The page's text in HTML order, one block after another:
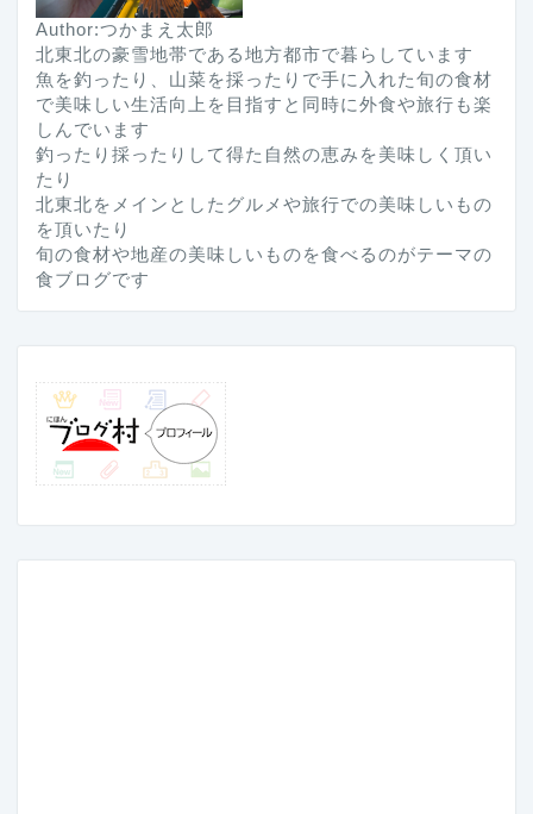
Author:つかまえ太郎
北東北の豪雪地帯である地方都市で暮らしています
魚を釣ったり、山菜を採ったりで手に入れた旬の食材
で美味しい生活向上を目指すと同時に外食や旅行も楽
しんでいます
釣ったり採ったりして得た自然の恵みを美味しく頂い
たり
北東北をメインとしたグルメや旅行での美味しいもの
を頂いたり
旬の食材や地産の美味しいものを食べるのがテーマの
食ブログです